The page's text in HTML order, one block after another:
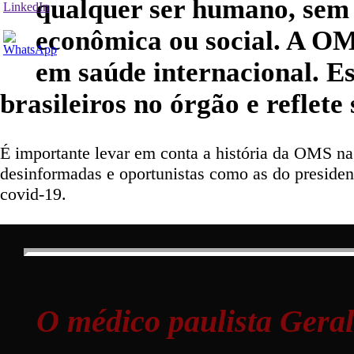
qualquer ser humano,
econômica ou social. A
em saúde internacional.
brasileiros no órgão e
É importante levar em conta a história da OMS
desinformadas e oportunistas como as do
covid-19.
O médico paulista